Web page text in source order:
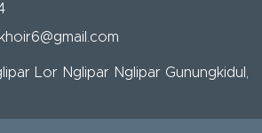
Lor Nglipar Nglipar Gunungkidul,